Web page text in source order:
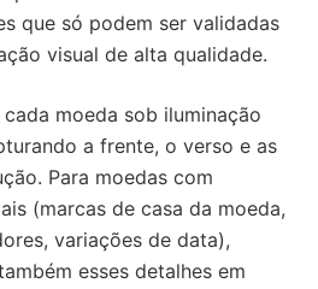
que só podem ser validadas
visual de alta qualidade.
moeda sob iluminação
a frente, o verso e as
Para moedas com
(marcas de casa da moeda,
variações de data),
esses detalhes em